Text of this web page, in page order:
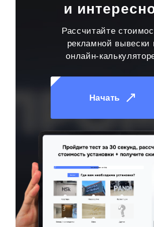
и
Рассчитайте
рекламной вывески
онлайн-
Начать